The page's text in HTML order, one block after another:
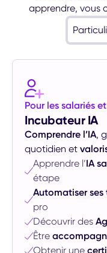
apprendre, vous
Pour les salariés
Incubateur IA
Comprendre l’IA,
quotidien et
Apprendre l’IA
étape
Automatiser ses
pro
Découvrir des
Être
Obtenir une